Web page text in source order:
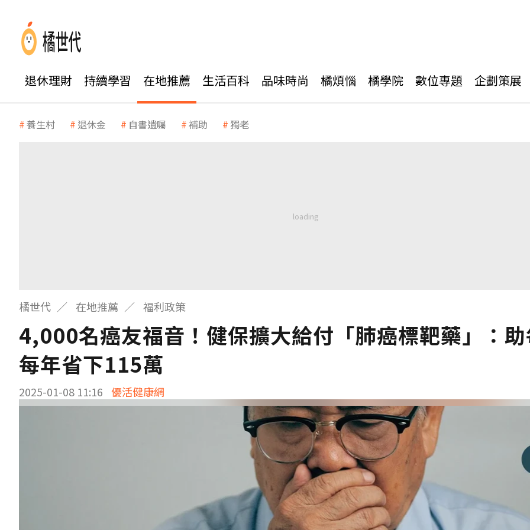
退休理財 持續學習 在地推薦 生活百科 品味時尚 橘煩惱 橘學院 數位專題 企劃策展
養生村 退休金 自書遺囑 補助 獨老
橘世代 在地推薦 福利政策
4,000名癌友福音！健保擴大給付「肺癌標靶藥」：
每年省下115萬
2025-01-08 11:16 優活健康網